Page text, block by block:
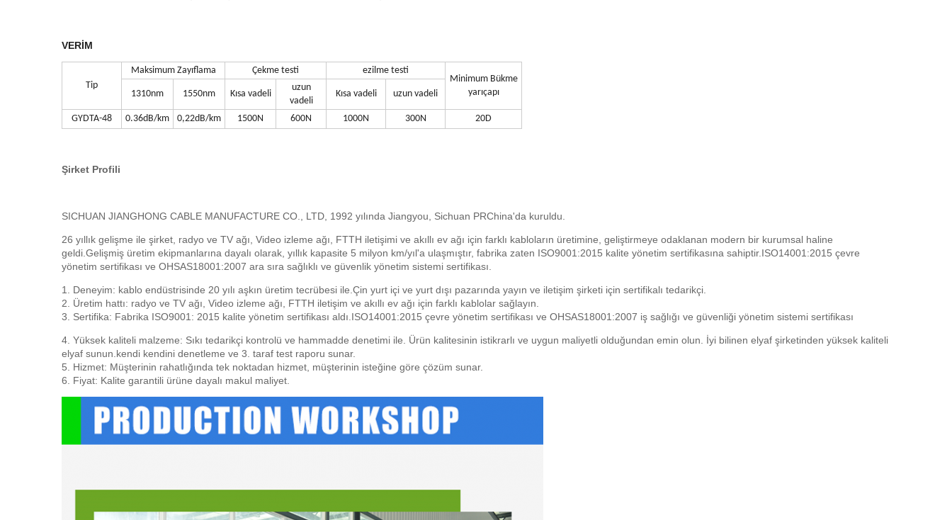
VERİM
Tip
Maksimum Zayıflama Çekme testi
ezilme testi
Minimum Bükme
yarıçapı
1310nm 1550nm Kısa vadeli
uzun
vadeli
Kısa vadeli uzun vadeli
GYDTA-48 0.36dB/km 0,22dB/km 1500N 600N 1000N 300N 20D
Şirket Profili
SICHUAN JIANGHONG CABLE MANUFACTURE CO., LTD, 1992 yılında Jiangyou, Sichuan PRChina'da kuruldu.
26 yıllık gelişme ile şirket, radyo ve TV ağı, Video izleme ağı, FTTH iletişimi ve akıllı ev ağı için farklı kabloların üretimine, geliştirmeye odaklanan modern bir kurumsal haline
geldi. Gelişmiş üretim ekipmanlarına dayalı olarak, yıllık kapasite 5 milyon km/yıl'a ulaşmıştır, fabrika zaten ISO9001:2015 kalite yönetim sertifikasına sahiptir.ISO14001:2015 çevre
yönetim sertifikası ve OHSAS18001:2007 ara sıra sağlıklı ve güvenlik yönetim sistemi sertifikası.
1. Deneyim: kablo endüstrisinde 20 yılı aşkın üretim tecrübesi ile.Çin yurt içi ve yurt dışı pazarında yayın ve iletişim şirketi için sertifikalı tedarikçi.
2. Üretim hattı: radyo ve TV ağı, Video izleme ağı, FTTH iletişim ve akıllı ev ağı için farklı kablolar sağlayın.
3. Sertifika: Fabrika ISO9001: 2015 kalite yönetim sertifikası aldı.ISO14001:2015 çevre yönetim sertifikası ve OHSAS18001:2007 iş sağlığı ve güvenliği yönetim sistemi sertifikası
4. Yüksek kaliteli malzeme: Sıkı tedarikçi kontrolü ve hammadde denetimi ile. Ürün kalitesinin istikrarlı ve uygun maliyetli olduğundan emin olun. İyi bilinen elyaf şirketinden yüksek kaliteli
elyaf sunun.kendi kendini denetleme ve 3. taraf test raporu sunar.
5. Hizmet: Müşterinin rahatlığında tek noktadan hizmet, müşterinin isteğine göre çözüm sunar.
6. Fiyat: Kalite garantili ürüne dayalı makul maliyet.